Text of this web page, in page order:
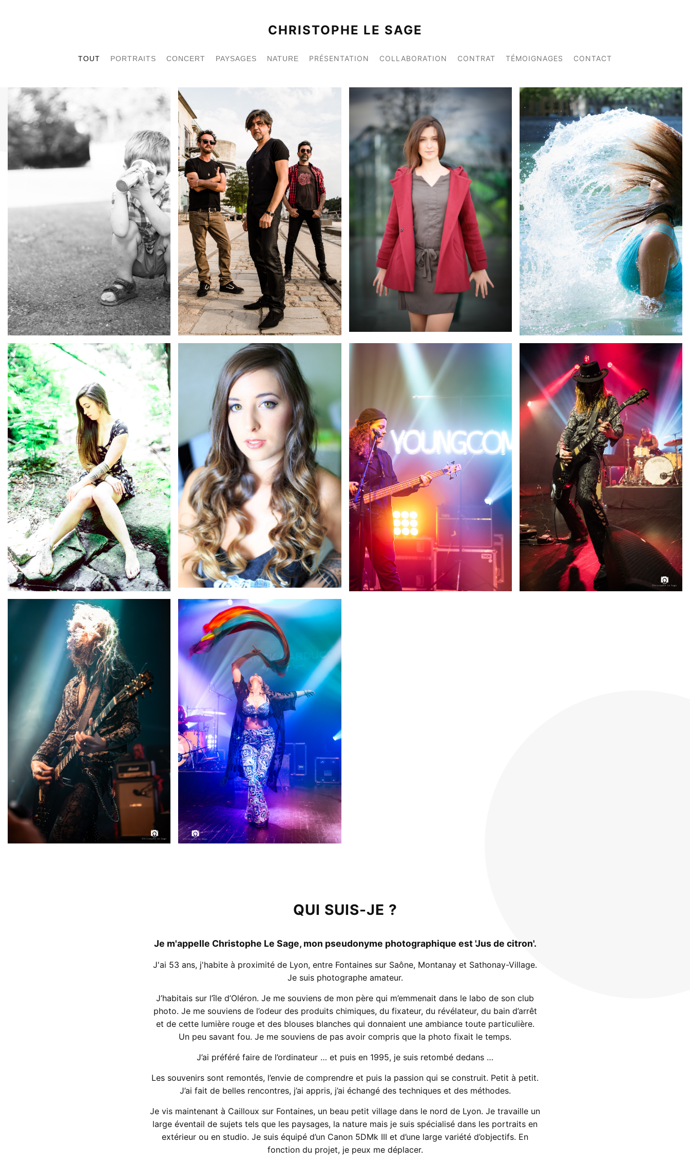
CHRISTOPHE LE SAGE
TOUT PORTRAITS CONCERT PAYSAGES NATURE PRÉSENTATION COLLABORATION CONTRAT TÉMOIGNAGES CONTACT
QUI SUIS-JE ?
Je m'appelle Christophe Le Sage, mon pseudonyme photographique est 'Jus de citron'.
J'ai 53 ans, j'habite à proximité de Lyon, entre Fontaines sur Saône, Montanay et Sathonay-Village.
Je suis photographe amateur.
J’habitais sur l’île d’Oléron. Je me souviens de mon père qui m’emmenait dans le labo de son club
photo. Je me souviens de l’odeur des produits chimiques, du fixateur, du révélateur, du bain d’arrêt
et de cette lumière rouge et des blouses blanches qui donnaient une ambiance toute particulière.
Un peu savant fou. Je me souviens de pas avoir compris que la photo fixait le temps.
J’ai préféré faire de l’ordinateur … et puis en 1995, je suis retombé dedans …
Les souvenirs sont remontés, l’envie de comprendre et puis la passion qui se construit. Petit à petit.
J’ai fait de belles rencontres, j’ai appris, j’ai échangé des techniques et des méthodes.
Je vis maintenant à Cailloux sur Fontaines, un beau petit village dans le nord de Lyon. Je travaille un
large éventail de sujets tels que les paysages, la nature mais je suis spécialisé dans les portraits en
extérieur ou en studio. Je suis équipé d’un Canon 5DMk III et d’une large variété d’objectifs. En
fonction du projet, je peux me déplacer.